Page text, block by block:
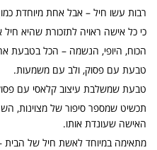
רבות עשו חיל – אבל אחת מיוחדת
כי כל אישה ראויה לתזכורת שהיא חיל
הכוח, היופי, הנשמה – הכל בטבעת
טבעת עם פסוק, ולב עם משמעות.
טבעת שמשלבת עיצוב קלאסי עם
תכשיט שמספר סיפור של מצוינות,
האישה שעונדת אותו.
מתאימה במיוחד לאשת חיל של